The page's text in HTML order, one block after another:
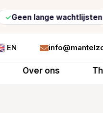
wachtlijsten
EN 
Over ons